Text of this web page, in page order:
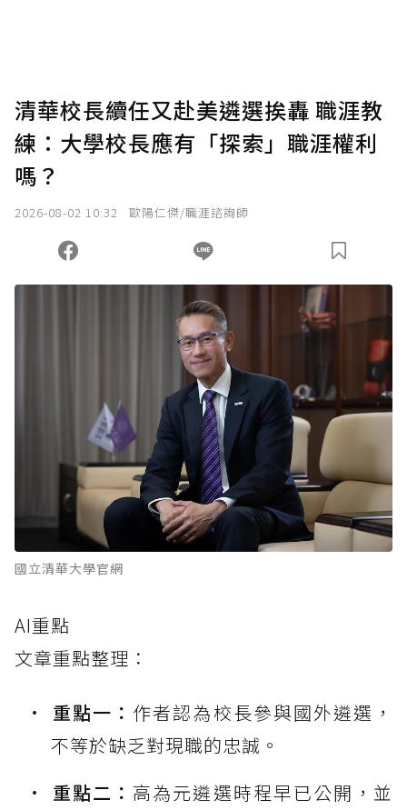
清華校長續任又赴美遴選挨轟 職涯教
練：大學校長應有「探索」職涯權利
嗎？
2026-08-02 10:32 歐陽仁傑/職涯諮詢師
國立清華大學官網
AI重點
文章重點整理：
重點一： 作者認為校長參與國外遴選，
不等於缺乏對現職的忠誠。
重點二： 高為元遴選時程早已公開，並